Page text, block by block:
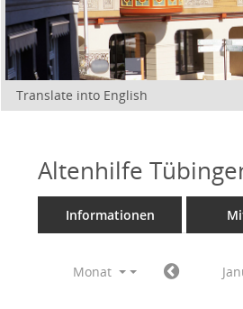
Translate into English
Altenhilfe
Informationen
Monat